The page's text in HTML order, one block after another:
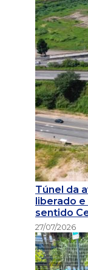
Túnel da
liberado
sentido
27/07/2026